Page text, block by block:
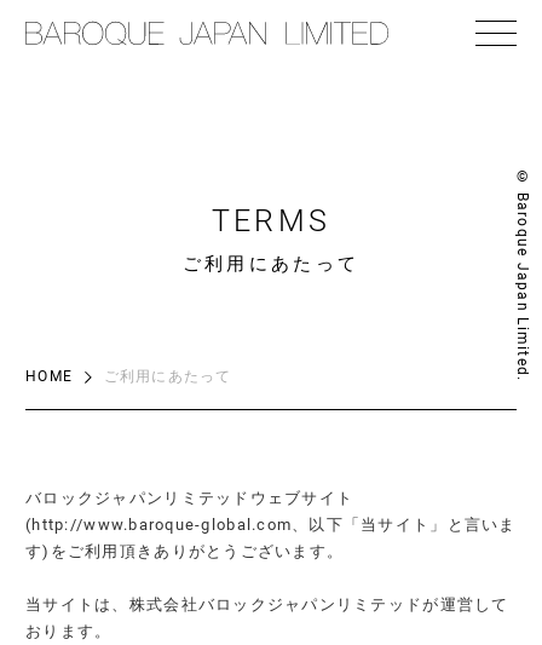
TERMS
ご利用にあたって © Baroque Japan Limited.
HOME ご利用にあたって
バロックジャパンリミテッドウェブサイト
(http://www.baroque-global.com、以下「当サイト」と言いま
す)をご利用頂きありがとうございます。
当サイトは、株式会社バロックジャパンリミテッドが運営して
おります。